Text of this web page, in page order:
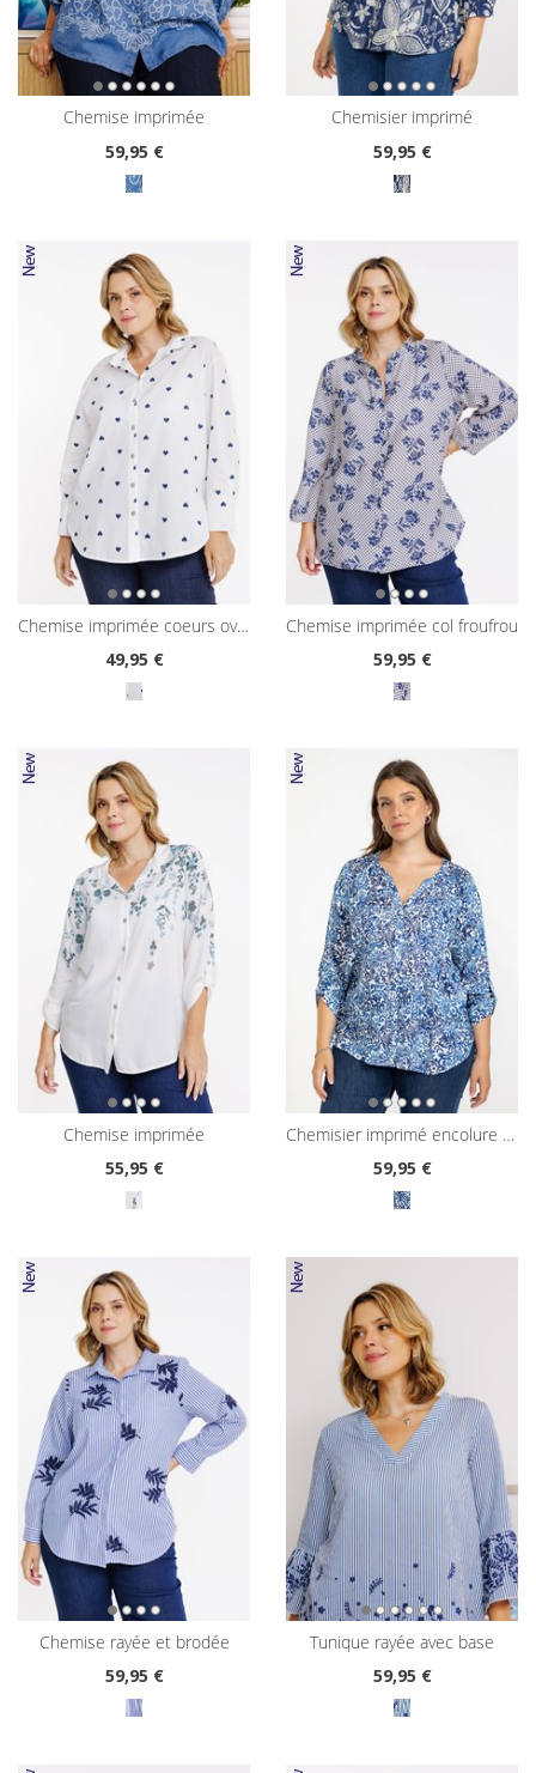
chemise imprimée
59,95 €
chemisier imprimé
59,95 €
chemise imprimée coeurs oversized
49,95 €
chemise imprimée col froufrou
59,95 €
chemise imprimée
55,95 €
chemisier imprimé encolure tunisienne
59,95 €
chemise rayée et brodée
59,95 €
tunique rayée avec base
59,95 €